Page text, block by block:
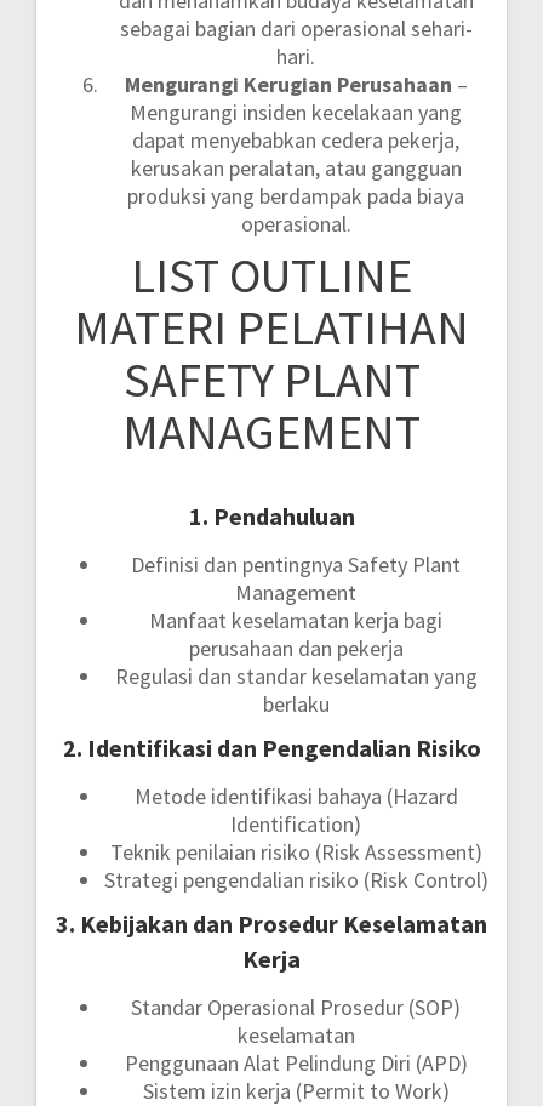
sebagai bagian dari operasional sehari-
hari.
Mengurangi Kerugian Perusahaan –
Mengurangi insiden kecelakaan yang
dapat menyebabkan cedera pekerja,
kerusakan peralatan, atau gangguan
produksi yang berdampak pada biaya
operasional.
LIST OUTLINE
MATERI PELATIHAN
SAFETY PLANT
MANAGEMENT
1. Pendahuluan
Definisi dan pentingnya Safety Plant
Management
Manfaat keselamatan kerja bagi
perusahaan dan pekerja
Regulasi dan standar keselamatan yang
berlaku
2. Identifikasi dan Pengendalian Risiko
Metode identifikasi bahaya (Hazard
Identification)
Teknik penilaian risiko (Risk Assessment)
Strategi pengendalian risiko (Risk Control)
3. Kebijakan dan Prosedur Keselamatan
Kerja
Standar Operasional Prosedur (SOP)
keselamatan
Penggunaan Alat Pelindung Diri (APD)
Sistem izin kerja (Permit to Work)